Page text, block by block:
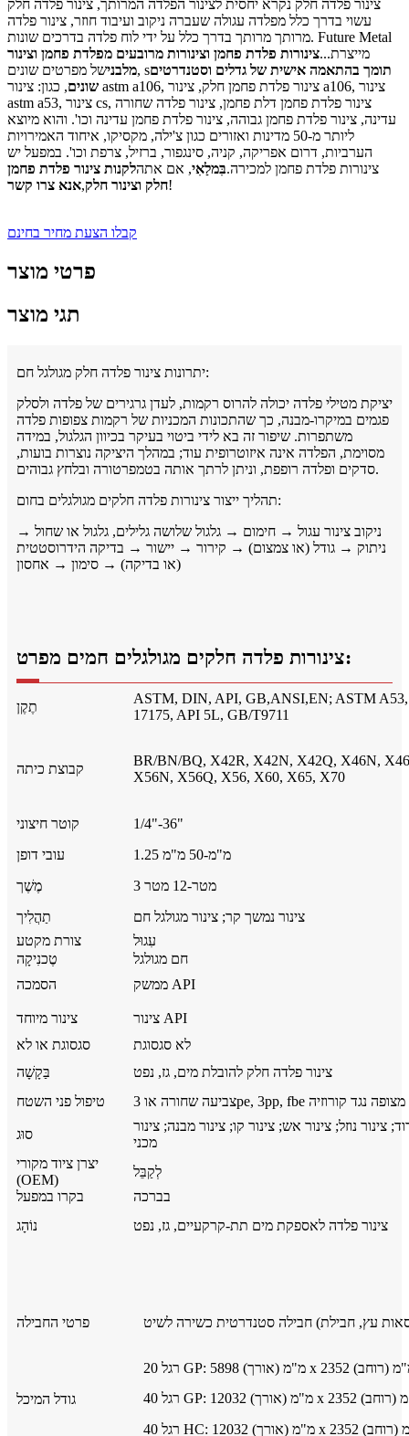
צינור פלדה חלק נקרא יחסית לצינור הפלדה המרותך, צינור פלדה חלק
עשוי בדרך כלל מפלדה עגולה שעברה ניקוב ועיבוד חוזר, צינור פלדה
מרותך מרותך בדרך כלל על ידי לוח פלדה בדרכים שונות. Future Metal
מייצרת...צינורות פלדת פחמן וצינורות מרובעים מפלדת פחמן וצינור
מלבנישל מפרטים שונים, sתומך בהתאמה אישית של גדלים וסטנדרטים
שונים, כגון: צינור astm a106, צינור פלדת פחמן חלק, צינור a106, צינור
astm a53, צינור cs, צינור פלדת פחמן דלת פחמן, צינור פלדה שחורה
עדינה, צינור פלדת פחמן גבוהה, צינור פלדת פחמן עדינה וכו'. והוא מיוצא
ליותר מ-50 מדינות ואזורים כגון צ'ילה, מקסיקו, איחוד האמירויות
הערביות, דרום אפריקה, קניה, סינגפור, ברזיל, צרפת וכו'. במפעל יש
צינורות פלדת פחמן למכירה.בִּמלַאִי, אם אתהלקנות צינור פלדת פחמן
חלק וצינור חלק,אנא צרו קשר !
קבלו הצעת מחיר בחינם
פרטי מוצר
תגי מוצר
יתרונות צינור פלדה חלק מגולגל חם:
יציקת מטילי פלדה יכולה להרוס רקמות, לעדן גרגירים של פלדה ולסלק
פגמים במיקרו-מבנה, כך שהתכונות המכניות של רקמות צפופות פלדה
משתפרות. שיפור זה בא לידי ביטוי בעיקר בכיוון הגלגול, במידה
מסוימת, הפלדה אינה איזוטרופית עוד; במהלך היציקה נוצרות בועות,
סדקים ופלדה רופפת, וניתן לרתך אותה בטמפרטורה ובלחץ גבוהים.
תהליך ייצור צינורות פלדה חלקים מגולגלים בחום:
ניקוב צינור עגול → חימום → גלגול שלושה גלילים, גלגול או שחול →
ניתוק → גודל (או צמצום) → קירור → יישור → בדיקה הידרוסטטית
(או בדיקה) → סימון → אחסון
צינורות פלדה חלקים מגולגלים חמים מפרט:
תֶקֶן
ASTM, DIN, API, GB,ANSI,EN; ASTM
17175, API 5L, GB/T9711
קבוצת כיתה
BR/BN/BQ, X42R, X42N, X42Q, X46N,
X56N, X56Q, X56, X60, X65, X70
קוטר חיצוני
1/4"-36"
עובי דופן
1.25 מ"מ-50 מ"מ
מֶשֶׁך
3 מטר-12 מטר
תַהֲלִיך
צינור נמשך קר; צינור מגולגל חם
צורת מקטע
עִגוּל
טֶכנִיקָה
חם מגולגל
הסמכה
ממשק API
צינור מיוחד
צינור API
סגסוגת או לא
לא סגסוגת
בַּקָשָׁה
צינור פלדה חלק להובלת מים, גז, נפט
טיפול פני השטח
צביעה שחורה או 3pe, 3pp, fbe מצופה נגד קורוזיה
סוּג
צינור נוזל; צינור אש; צינור קו; צינור מבנה; צינור
מכני
יצרן ציוד מקורי
(OEM)
לְקַבֵּל
בקרו במפעל
בברכה
נוֹהָג
צינור פלדה לאספקת מים תת-קרקעיים, גז, נפט
פרטי החבילה
גודל המיכל